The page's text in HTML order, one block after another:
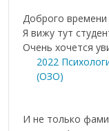
Доброго времени
Я вижу тут
Очень хочется
2022
(ОЗО)
И не только